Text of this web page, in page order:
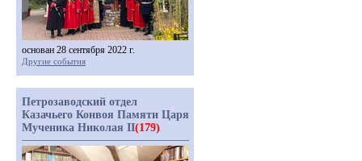
основан 28 сентября 2022 г.
Другие события
Петрозаводский отдел
Казачьего Конвоя Памяти Царя
Мученика Николая II(179)